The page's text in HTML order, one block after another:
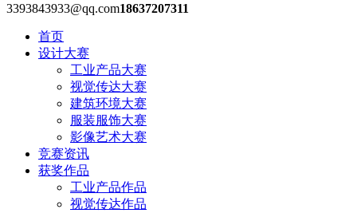
3393843933@qq.com18637207311
首页
设计大赛
工业产品大赛
视觉传达大赛
建筑环境大赛
服装服饰大赛
影像艺术大赛
竞赛资讯
获奖作品
工业产品作品
视觉传达作品